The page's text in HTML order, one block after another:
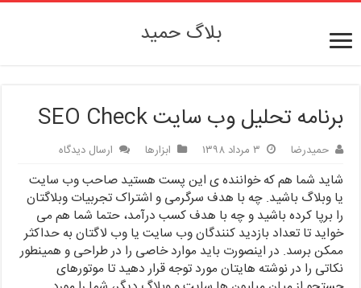
بلاگ حمید
برنامه تحلیل وب سایت SEO Check
حمیدرضا ۳ مرداد ۱۳۹۸ ابزارها ارسال دیدگاه
شاید شما هم که خواننده ی این پست هستید صاحب وب سایت
یا وبلاگ باشید. چه با هدف سرگرمی و اشتراک تجربیات وبلاگتان
را برپا کرده باشید و چه با هدف کسب درآمد، حتما شما هم می
خواید تا تعداد بازدید کنندگان وب سایت یا وب لاگتان به حداکثر
ممکن برسد. در اینصورت باید موارد خاصی را در طراحی و همینطور
نکاتی را در نوشته هایتان مورد توجه قرار دهید تا موتورهای